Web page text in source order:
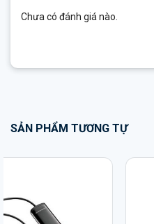
Chưa có đánh giá nào.
SẢN PHẨM TƯƠNG TỰ